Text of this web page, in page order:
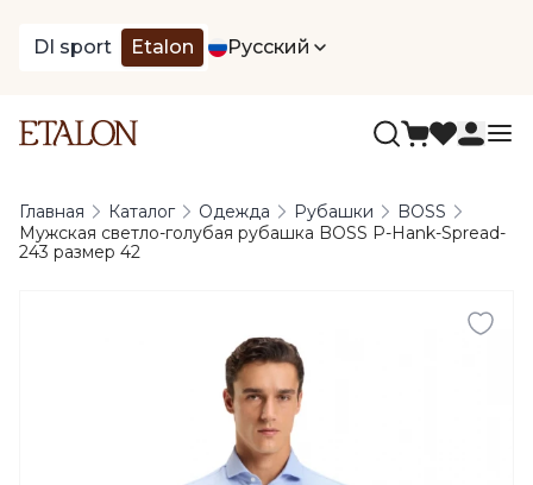
DI sport Etalon Русский
Главная Каталог Одежда Рубашки
BOSS
Мужская светло-голубая рубашка BOSS P-Hank-Spread-
243 размер 42